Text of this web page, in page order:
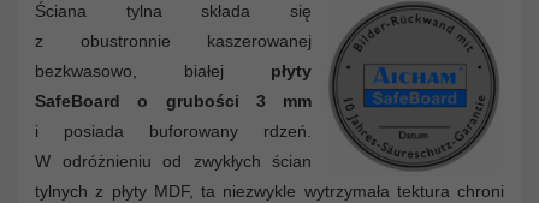
Ściana tylna składa się
z obustronnie kaszerowanej
bezkwasowo, białej płyty
SafeBoard o grubości 3 mm
i posiada buforowany rdzeń.
W odróżnieniu od zwykłych ścian
tylnych z płyty MDF, ta niezwykle wytrzymała tektura chroni